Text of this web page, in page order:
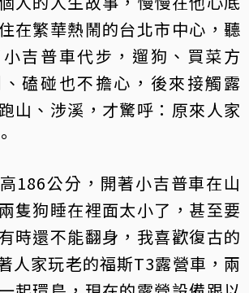
在繁華熱鬧的台北市中心，聽
吉普車代步，遛狗、買菜方
磕碰也不擔心，後來接觸露
山、涉溪，才驚呼：原來人家
186公分，開著小吉普車在山
隻狗睡在裡面太小了，甚至要
時還不能翻身，我喜歡復古的
人家玩老的福斯T3露營車，兩